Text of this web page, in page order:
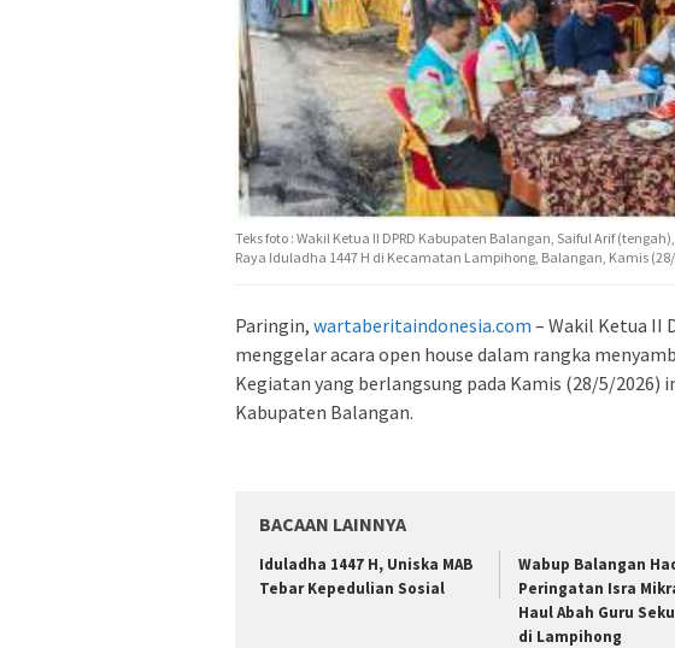
Teks foto : Wakil Ketua II DPRD Kabupaten Balangan, Saiful Arif
Raya Iduladha 1447 H di Kecamatan Lampihong, Balangan, Kamis
Paringin, wartaberitaindonesia.com – Wakil Ketua II
menggelar acara open house dalam rangka
Kegiatan yang berlangsung pada Kamis (28/5/2026)
Kabupaten Balangan.
BACAAN LAINNYA
Iduladha 1447 H, Uniska MAB
Tebar Kepedulian Sosial
Wabup Balangan
Peringatan Isra
Haul Abah Guru
di Lampihong